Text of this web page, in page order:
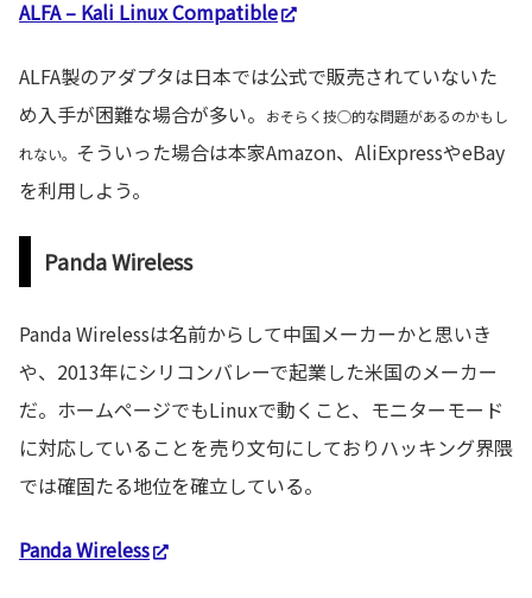
ALFA – Kali Linux Compatible
ALFA製のアダプタは日本では公式で販売されていないた
め入手が困難な場合が多い。
おそらく技○的な問題があるのかもし
れない。 そういった場合は本家Amazon、AliExpressやeBay
を利用しよう。
Panda Wireless
Panda Wirelessは名前からして中国メーカーかと思いき
や、2013年にシリコンバレーで起業した米国のメーカー
だ。ホームページでもLinuxで動くこと、モニターモード
に対応していることを売り文句にしておりハッキング界隈
では確固たる地位を確立している。
Panda Wireless